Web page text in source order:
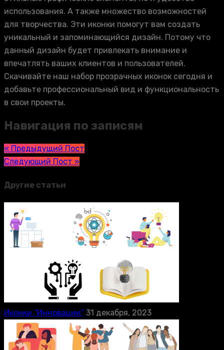
использования. А также множество возможностей
для творчества. Эти иконки помогут вам создать
уникальный и запоминающийся дизайн. Потому что
данный дизайн будет привлекать внимание и
впечатлять ваших клиентов и пользователей.
Скачивайте наш набор прозрачных иконок сегодня и
добавьте профессиональный вид и функциональность
в свои проекты.
Навигация по записям
« Предыдущий Пост
Следующий Пост »
Другие статьи
Иконки “Инновации” 31 декабря, 2023